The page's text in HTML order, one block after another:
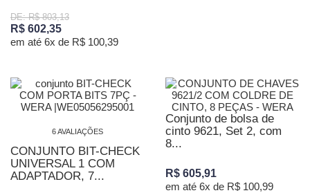
DE: R$ 803,13
R$ 602,35
em até 6x de R$ 100,39
6 AVALIAÇÕES
CONJUNTO BIT-CHECK
UNIVERSAL 1 COM
ADAPTADOR, 7...
Conjunto de bolsa de
cinto 9621, Set 2, com
8...
R$ 605,91
em até 6x de R$ 100,99